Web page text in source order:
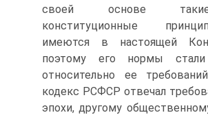
своей основе
конституционные
имеются в настоящей
поэтому его нормы
относительно ее
кодекс РСФСР отвечал
эпохи, другому